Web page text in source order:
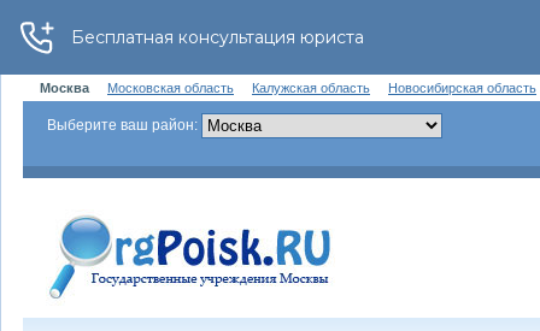
Москва Московская область Калужская область Новосибирская область
Выберите ваш район: